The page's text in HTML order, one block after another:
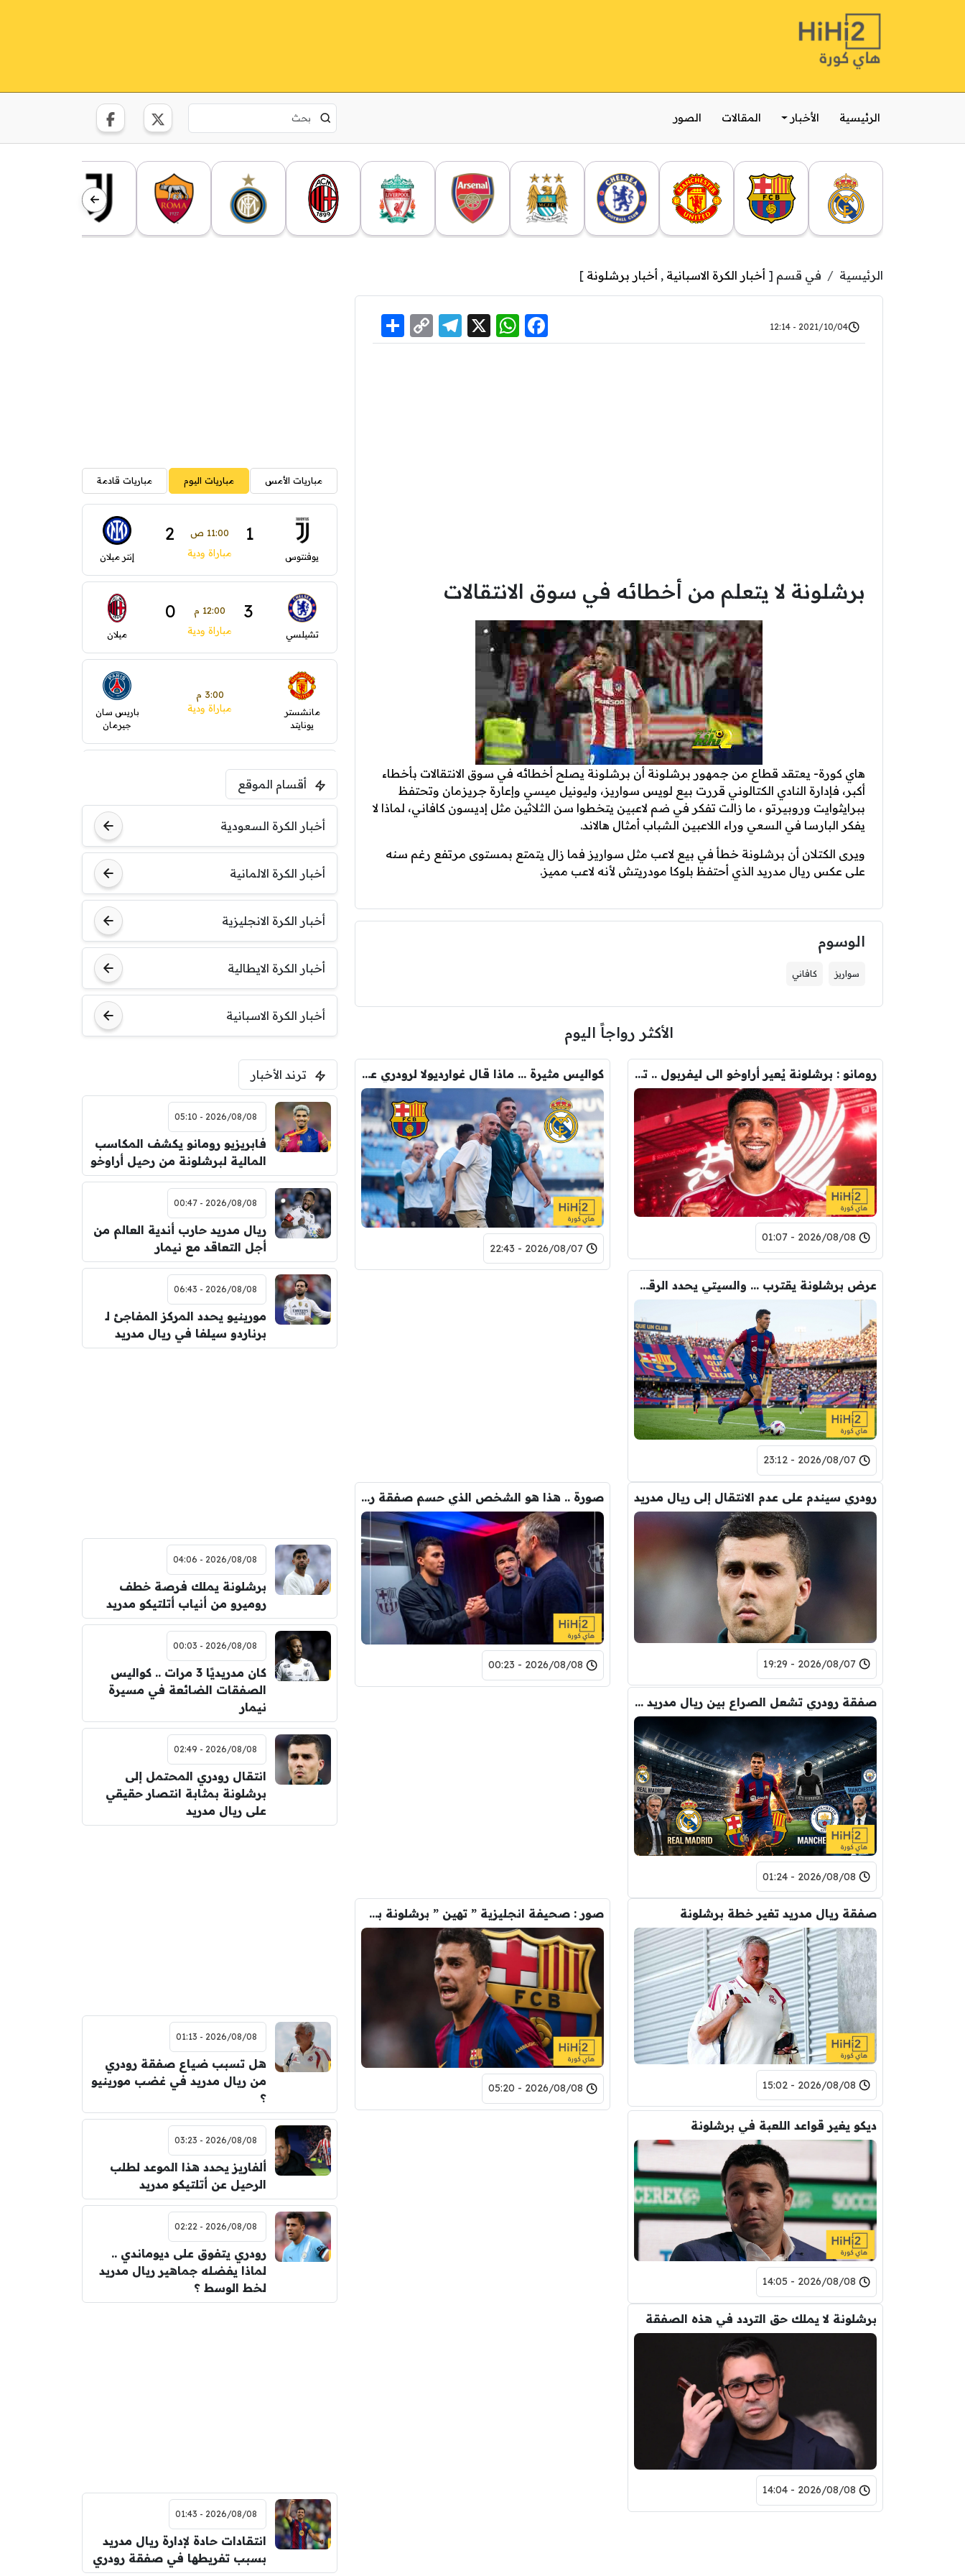
الرئيسية الأخبار المقالات الصور
الرئيسية في قسم [ أخبار الكرة الاسبانية , أخبار برشلونة ]
2021/10/04 - 12:14
Facebook
WhatsApp
X
Telegram
Copy
Link
برشلونة لا يتعلم من أخطائه في سوق الانتقالات
هاي كورة- يعتقد قطاع من جمهور برشلونة أن برشلونة يصلح أخطائه في سوق الانتقالات بأخطاء
أكبر، فإدارة النادي الكتالوني قررت بيع لويس سواريز، وليونيل ميسي وإعارة جريزمان وتحتفظ
ببرايثوايت وروبيرتو ، ما زالت تفكر في ضم لاعبين يتخطوا سن الثلاثين مثل إديسون كافاني، لماذا لا
يفكر البارسا في السعي وراء اللاعبين الشباب أمثال هالاند.
ويرى الكتلان أن برشلونة خطأ في بيع لاعب مثل سواريز فما زال يتمتع بمستوى مرتفع رغم سنه
على عكس ريال مدريد الذي أحتفظ بلوكا مودريتش لأنه لاعب مميز.
الوسوم
سواريز كافاني
الأكثر رواجاً اليوم
رومانو : برشلونة يُعير أراوخو الى ليفربول .. تفاصيل الصفقة
2026/08/08 - 01:07
كواليس مثيرة … ماذا قال غوارديولا لرودري عند استشارته عن ريال مدريد وبرشلونة
2026/08/07 - 22:43
عرض برشلونة يقترب … والسيتي يحدد الرقم النهائي لبيع رودري
2026/08/07 - 23:12
رودري سيندم على عدم الانتقال إلى ريال مدريد
2026/08/07 - 19:29
صورة .. هذا هو الشخص الذي حسم صفقة رودري الى برشلونة
2026/08/08 - 00:23
صفقة رودري تشعل الصراع بين ريال مدريد والسيتي على ضم هذا اللاعب
2026/08/08 - 01:24
صفقة ريال مدريد تغير خطة برشلونة
2026/08/08 - 15:02
صور : صحيفة انجليزية ” تهين ” برشلونة بسبب رودري
2026/08/08 - 05:20
ديكو يغير قواعد اللعبة في برشلونة
2026/08/08 - 14:05
برشلونة لا يملك حق التردد في هذه الصفقة
2026/08/08 - 14:04
مباريات الأمس مباريات اليوم مباريات قادمة
يوفنتوس
1 11:00 ص 2
مباراة ودية إنتر ميلان
تشيلسي
3 12:00 م 0
مباراة ودية ميلان
مانشستر
يونايتد
3:00 م
مباراة ودية
باريس سان
جيرمان
فرينتسفاروشي ريال مدريد
مباراة ودية
نوتنغهام
فورست
اودينيزي
8:00 م
برشلونة
أقسام الموقع
أخبار الكرة السعودية
أخبار الكرة الالمانية
أخبار الكرة الانجليزية
أخبار الكرة الايطالية
أخبار الكرة الاسبانية
ترند الأخبار
2026/08/08 - 05:10
فابريزيو رومانو يكشف المكاسب
المالية لبرشلونة من رحيل أراوخو
2026/08/08 - 00:47
ريال مدريد حارب أندية العالم من
أجل التعاقد مع نيمار
2026/08/08 - 06:43
مورينيو يحدد المركز المفاجئ لـ
برناردو سيلفا في ريال مدريد
2026/08/08 - 04:06
برشلونة يملك فرصة خطف
روميرو من أنياب أتلتيكو مدريد
2026/08/08 - 00:03
كان مدريديًا 3 مرات .. كواليس
الصفقات الضائعة في مسيرة
نيمار
2026/08/08 - 02:49
انتقال رودري المحتمل إلى
برشلونة بمثابة انتصار حقيقي
على ريال مدريد
2026/08/08 - 01:13
هل تسبب ضياع صفقة رودري
من ريال مدريد في غضب مورينيو
؟
2026/08/08 - 03:23
ألفاريز يحدد هذا الموعد لطلب
الرحيل عن أتلتيكو مدريد
2026/08/08 - 02:22
رودري يتفوق على ديوماندي ..
لماذا يفضله جماهير ريال مدريد
لخط الوسط ؟
2026/08/08 - 01:43
انتقادات حادة لإدارة ريال مدريد
بسبب تفريطها في صفقة رودري